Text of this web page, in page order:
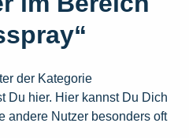
der Kategorie
Du hier. Hier kannst Du Dich
andere Nutzer besonders oft